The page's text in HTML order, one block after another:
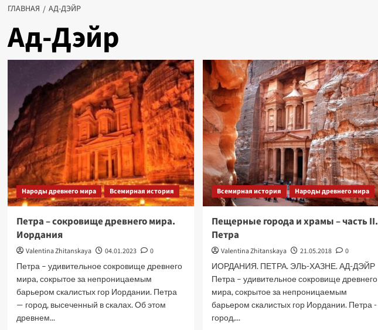
ГЛАВНАЯ АД-ДЭЙР
Ад-Дэйр
Народы древнего мира Всемирная история
Петра – сокровище древнего мира.
Иордания
Valentina Zhitanskaya 04.01.2023
0
Петра – удивительное сокровище древнего
мира, сокрытое за непроницаемым
барьером скалистых гор Иордании. Петра
— город, высеченный в скалах. Об этом
древнем...
Всемирная история Народы древнего мира
Пещерные города и храмы – часть II.
Петра
Valentina Zhitanskaya 21.05.2018
0
ИОРДАНИЯ. ПЕТРА. ЭЛЬ-ХАЗНЕ. АД-ДЭЙР
Петра – удивительное сокровище древнего
мира, сокрытое за непроницаемым
барьером скалистых гор Иордании. Петра -
город,...